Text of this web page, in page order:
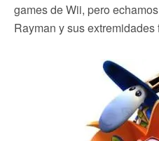
games de Wii, pero
Rayman y sus extremidades